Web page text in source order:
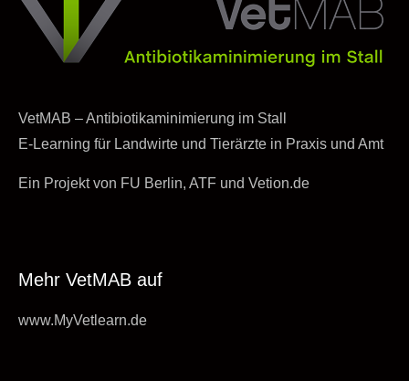
VetMAB – Antibiotikaminimierung im Stall
E-Learning für Landwirte und Tierärzte in Praxis und Amt
Ein Projekt von FU Berlin, ATF und Vetion.de
Mehr VetMAB auf
www.MyVetlearn.de